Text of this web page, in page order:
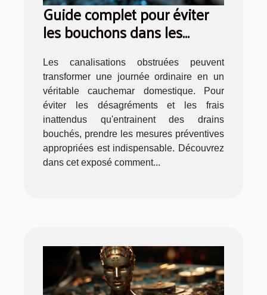
Guide complet pour éviter
les bouchons dans les
Les canalisations obstruées peuvent
transformer une journée ordinaire en un
véritable cauchemar domestique. Pour
éviter les désagréments et les frais
inattendus qu'entrainent des drains
bouchés, prendre les mesures préventives
appropriées est indispensable. Découvrez
dans cet exposé comment...